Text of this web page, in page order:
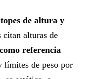
topes de altura y
citan alturas de
referencia
límites de peso por